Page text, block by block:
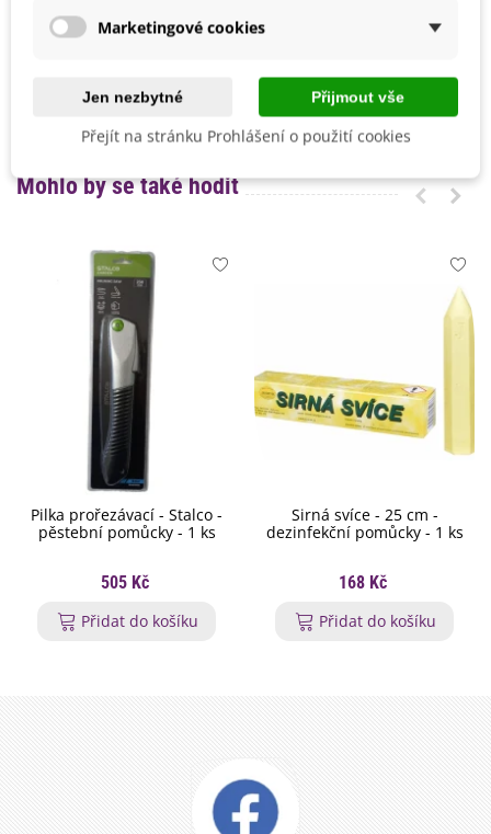
Odrůda
Nehybridní
4099682560700
Mohlo by se také hodit
Pilka prořezávací - Stalco -
pěstební pomůcky - 1 ks
505 Kč
Přidat do košíku
Sirná svíce - 25 cm -
dezinfekční pomůcky - 1 ks
168 Kč
Přidat do košíku
Marketingové cookies
Jen nezbytné Přijmout vše
Přejít na stránku Prohlášení o použití cookies